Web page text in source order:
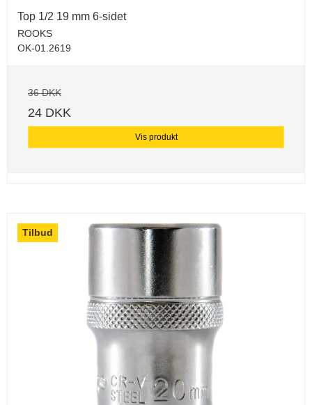
Top 1/2 19 mm 6-sidet
ROOKS
OK-01.2619
36 DKK
24 DKK
Vis produkt
Tilbud